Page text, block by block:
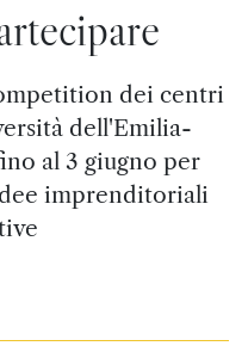
dei centri
dell'Emilia-
al 3 giugno per
imprenditoriali